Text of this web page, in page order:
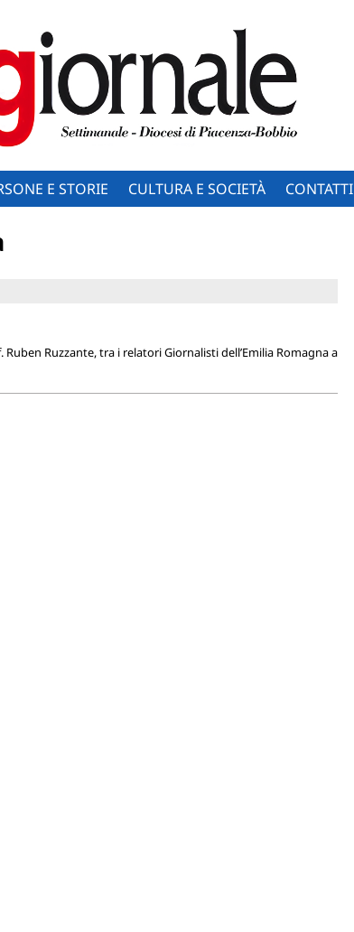
E STORIE CULTURA E SOCIETÀ CONTATTI
Ruzzante, tra i relatori Giornalisti dell’Emilia Romagna a